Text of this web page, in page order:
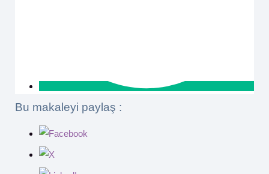
Bu makaleyi paylaş :